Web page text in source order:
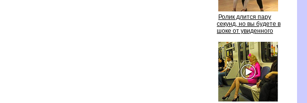
Ролик длится пару
секунд, но вы будете
шоке от увиденного